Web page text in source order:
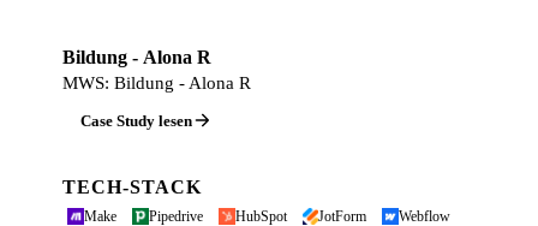
Bildung - Alona R
MWS: Bildung - Alona R
Case Study lesen
TECH-STACK
Make Pipedrive HubSpot JotForm
Webflow